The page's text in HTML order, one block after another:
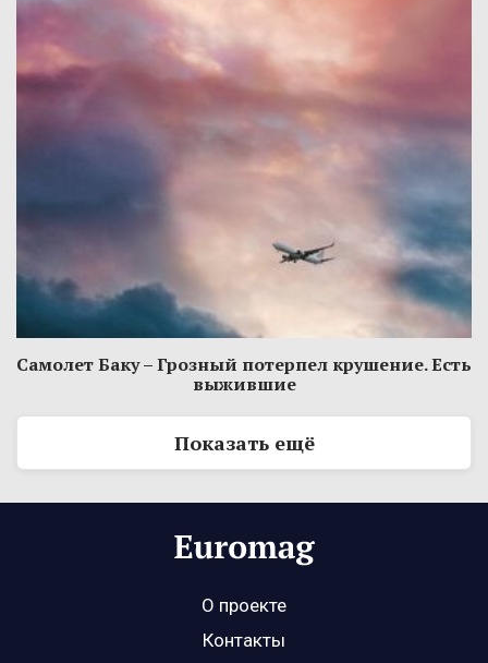
Самолет Баку – Грозный потерпел крушение. Есть
выжившие
Показать ещё
О проекте
Контакты